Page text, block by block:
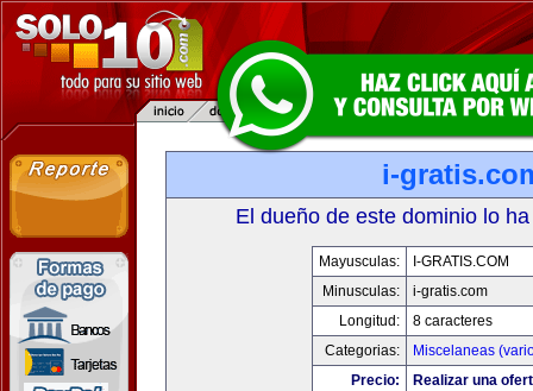
i-
El dueño de este dominio lo
Mayusculas:
I-GRATIS.COM
Minusculas:
i-gratis.com
Longitud:
8 caracteres
Categorias:
Miscelaneas
Precio:
Realizar una